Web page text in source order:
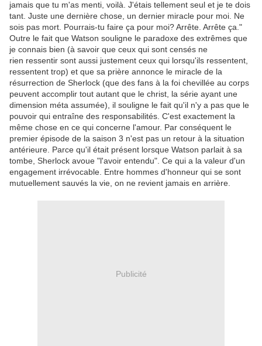
jamais que tu m'as menti, voilà. J'étais tellement seul et je te dois
tant. Juste une dernière chose, un dernier miracle pour moi. Ne
sois pas mort. Pourrais-tu faire ça pour moi? Arrête. Arrête ça."
Outre le fait que Watson souligne le paradoxe des extrêmes que
je connais bien (à savoir que ceux qui sont censés ne
rien ressentir sont aussi justement ceux qui lorsqu'ils ressentent,
ressentent trop) et que sa prière annonce le miracle de la
résurrection de Sherlock (que des fans à la foi chevillée au corps
peuvent accomplir tout autant que le christ, la série ayant une
dimension méta assumée), il souligne le fait qu'il n'y a pas que le
pouvoir qui entraîne des responsabilités. C'est exactement la
même chose en ce qui concerne l'amour. Par conséquent le
premier épisode de la saison 3 n'est pas un retour à la situation
antérieure. Parce qu'il était présent lorsque Watson parlait à sa
tombe, Sherlock avoue "l'avoir entendu". Ce qui a la valeur d'un
engagement irrévocable. Entre hommes d'honneur qui se sont
mutuellement sauvés la vie, on ne revient jamais en arrière.
Publicité